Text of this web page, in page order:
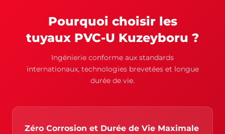
Pourquoi choisir les
tuyaux PVC-U Kuzeyboru ?
Ingénierie conforme aux standards
internationaux, technologies brevetées et longue
durée de vie.
Zéro Corrosion et Durée de Vie Maximale